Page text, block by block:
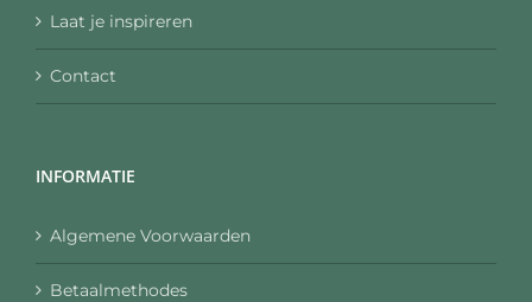
Laat je inspireren
Contact
INFORMATIE
Algemene Voorwaarden
Betaalmethodes